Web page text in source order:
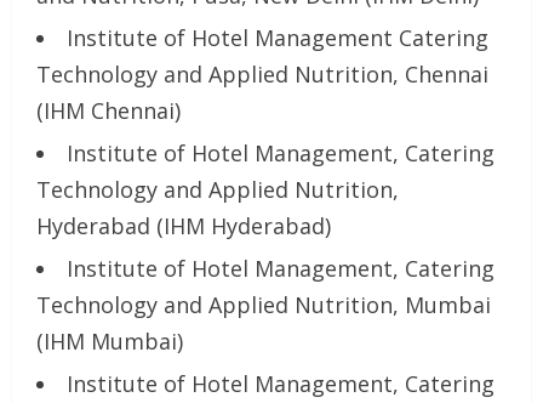
Institute of Hotel Management Catering
Technology and Applied Nutrition, Chennai
(IHM Chennai)
Institute of Hotel Management, Catering
Technology and Applied Nutrition,
Hyderabad (IHM Hyderabad)
Institute of Hotel Management, Catering
Technology and Applied Nutrition, Mumbai
(IHM Mumbai)
Institute of Hotel Management, Catering